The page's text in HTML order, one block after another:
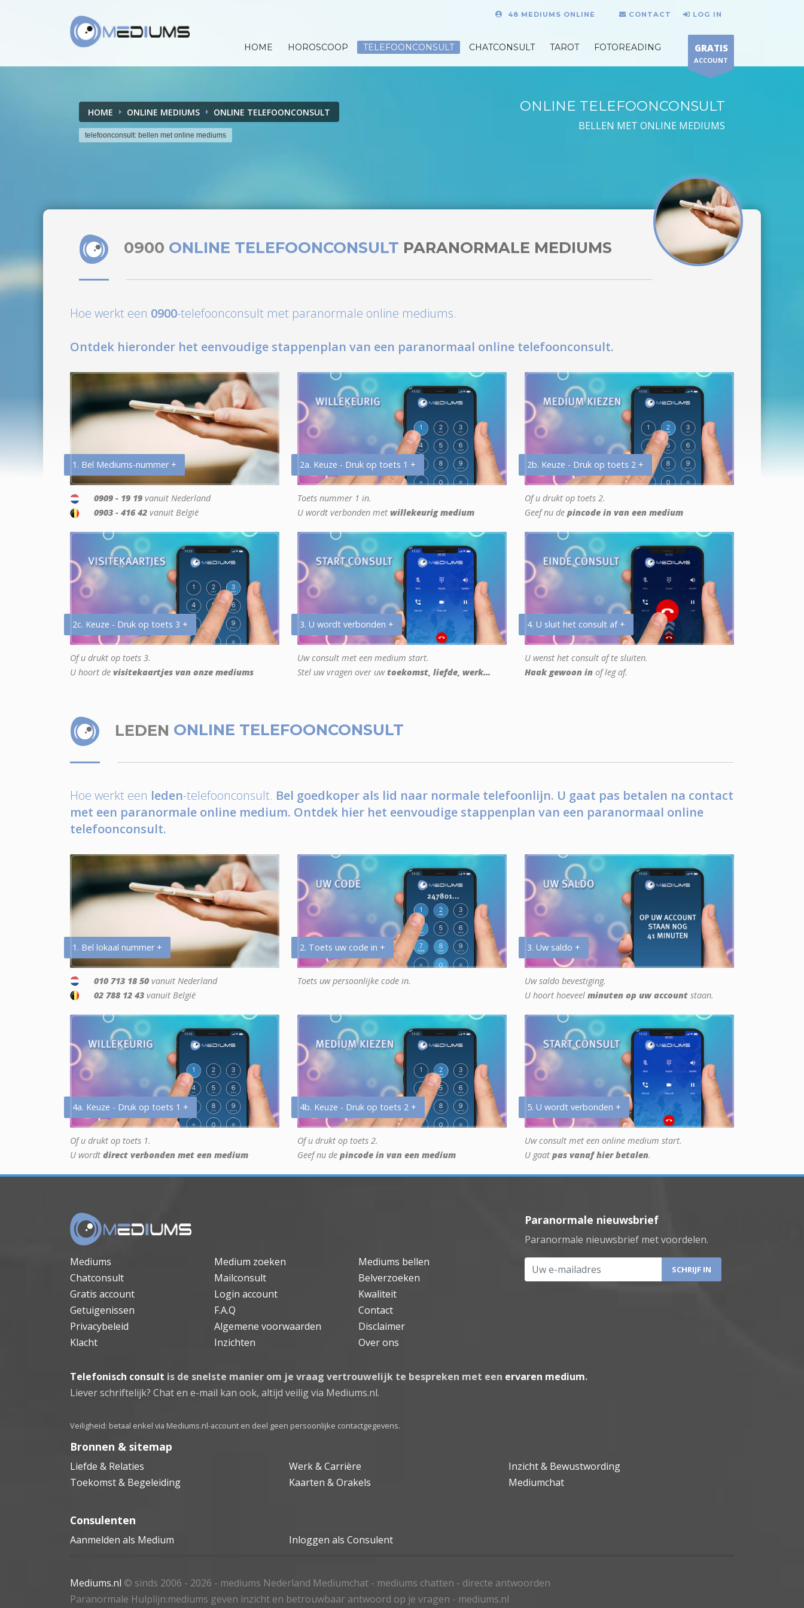
48 MEDIUMS ONLINE CONTACT LOG IN
HOME HOROSCOOP TELEFOONCONSULT CHATCONSULT TAROT FOTOREADING GRATIS
ACCOUNT
HOME ONLINE MEDIUMS ONLINE TELEFOONCONSULT
telefoonconsult: bellen met online mediums
ONLINE TELEFOONCONSULT
BELLEN MET ONLINE MEDIUMS
0900 ONLINE TELEFOONCONSULT PARANORMALE MEDIUMS
Hoe werkt een 0900-telefoonconsult met paranormale online mediums.
Ontdek hieronder het eenvoudige stappenplan van een paranormaal online telefoonconsult.
1. Bel Mediums-nummer +
0909 - 19 19 vanuit Nederland
0903 - 416 42 vanuit België
2a. Keuze - Druk op toets 1 +
Toets nummer 1 in.
U wordt verbonden met willekeurig medium
2b. Keuze - Druk op toets 2 +
Of u drukt op toets 2.
Geef nu de pincode in van een medium
2c. Keuze - Druk op toets 3 +
Of u drukt op toets 3.
U hoort de visitekaartjes van onze mediums
3. U wordt verbonden +
Uw consult met een medium start.
Stel uw vragen over uwtoekomst, liefde, werk...
4. U sluit het consult af +
U wenst het consult af te sluiten.
Haak gewoon in of leg af.
LEDEN ONLINE TELEFOONCONSULT
Hoe werkt een leden-telefoonconsult. Bel goedkoper als lid naar normale telefoonlijn. U gaat pas betalen na contact
met een paranormale online medium. Ontdek hier het eenvoudige stappenplan van een paranormaal online
telefoonconsult.
1. Bel lokaal nummer +
010 713 18 50 vanuit Nederland
02 788 12 43 vanuit België
2. Toets uw code in +
Toets uw persoonlijke code in.
3. Uw saldo +
Uw saldo bevestiging.
U hoort hoeveel minuten op uw account staan.
4a. Keuze - Druk op toets 1 +
Of u drukt op toets 1.
U wordt direct verbonden met een medium
4b. Keuze - Druk op toets 2 +
Of u drukt op toets 2.
Geef nu de pincode in van een medium
5. U wordt verbonden +
Uw consult met een online medium start.
U gaat pas vanaf hier betalen.
Mediums Medium zoeken
Mediums bellen
Chatconsult
Mailconsult
Belverzoeken
Gratis account
Login account
Kwaliteit
Getuigenissen
F.A.Q
Contact
Privacybeleid
Algemene voorwaarden
Disclaimer
Klacht
Inzichten Over ons
Paranormale nieuwsbrief
Paranormale nieuwsbrief met voordelen.
Uw e-mailadres
Telefonisch consult is de snelste manier om je vraag vertrouwelijk te bespreken met een ervaren medium.
Liever schriftelijk? Chat en e-mail kan ook, altijd veilig via Mediums.nl.
Veiligheid: betaal enkel via Mediums.nl-account en deel geen persoonlijke contactgegevens.
Bronnen & sitemap
Liefde & Relaties Werk & Carrière
Inzicht & Bewustwording
Toekomst & Begeleiding
Kaarten & Orakels Mediumchat
Consulenten
Aanmelden als Medium Inloggen als Consulent
Mediums.nl © sinds 2006 - 2026 - mediums Nederland Mediumchat - mediums chatten - directe antwoorden
Paranormale Hulplijn:mediums geven inzicht en betrouwbaar antwoord op je vragen - mediums.nl